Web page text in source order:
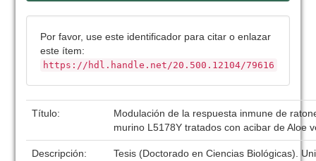
Por favor, use este identificador para citar o enlazar
este ítem:
https://hdl.handle.net/20.500.12104/79616
Título:
Modulación de la respuesta inmune de
murino L5178Y tratados con acibar de Aloe
Descripción:
Tesis (Doctorado en Ciencias Biológicas).